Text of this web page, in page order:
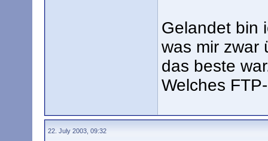
Gelandet bin
was mir zwar
das beste
Welches
22. July 2003, 09:32